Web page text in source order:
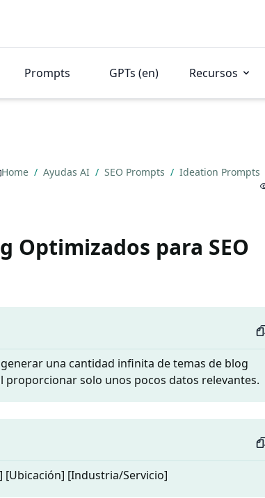
Prompts GPTs (en) Recursos
Home / Ayudas AI / SEO Prompts / Ideation Prompts
Optimizados para SEO
una cantidad infinita de temas de blog
proporcionar solo unos pocos datos relevantes.
[Ubicación] [Industria/Servicio]